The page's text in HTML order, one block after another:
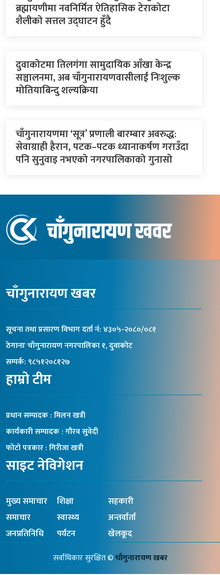
ब्रह्मायणीमा नवनिर्मित ऐतिहासिक टेराकोटा
शैलीको सत्तल उद्घाटन हुँदै
दुवाकोटमा तिलगंगा सामुदायिक आँखा केन्द्र
सञ्चालनमा, अब चाँगुनारायणवासीलाई निःशुल्क
मोतियाबिन्दु शल्यक्रिया
चाँगुनारायणमा ‘सूत्र’ प्रणाली बारम्बार अवरुद्ध:
सेवाग्राही हैरान, पटक–पटक ध्यानाकर्षण गराउँदा
पनि सुनुवाइ नभएको नगरपालिकाको गुनासो
चाँगुनारायण खबर
सूचना तथा प्रसारण विभाग दर्ता नंं: ४३०५-२०८०/०८१
ठेगानाः चाँगुनारायण नगरपालिका १, दुवाकोट
सम्पर्क: ९८५१२०८१२७
हाम्रो टीम
प्रधान सम्पादक : मिलन खत्री
कार्यकारी सम्पादक : गौरव सुवेदी
फोटो पत्रकार : गिरीजा खत्री
साइट नेविगेशन
मुख्य समाचार
समाचार
जनप्रतिनिधि
शिक्षा
स्वास्थ्य
पर्यटन
सहकारी
अन्तर्वार्ता
खेलकूद
सर्वाधिकार सुरक्षित ©चाँगुनारायण खबर